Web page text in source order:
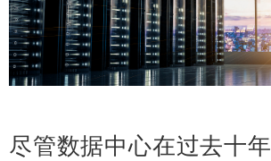
尽管数据中心在过去十